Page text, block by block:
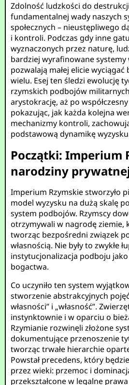
Zdolność ludzkości do
fundamentalnej wady naszych
społecznych – nieustępliwego
i kontroli. Podczas gdy inne
wyznaczonych przez naturę,
bardziej wyrafinowane systemy
pozwalają małej elicie
wielu. Esej ten śledzi ewolucję
rzymskich podbojów
arystokrację, aż po
pokazując, jak każda kolejna
mechanizmy kontroli,
podstawową dynamikę
Początki: Imperium
narodziny
Imperium Rzymskie stworzyło
model wyzysku na dużą skalę
system podbojów. Rzymscy
otrzymywali w nagrodę ziemie,
tworząc bezpośredni związek
własnością. Nie były to zwykłe
instytucjonalizacja podboju
bogactwa.
Co uczyniło ten system
stworzenie abstrakcyjnych
własności” i „własność”.
instynktownie i w oparciu o
Rzymianie rozwinęli złożone
dokumentujące przenoszenie
tworząc trwałe hierarchie
Powstał precedens, który
przez wieki: przemoc i
przekształcone w legalne prawa